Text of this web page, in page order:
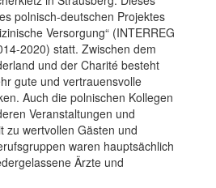
polnisch-deutschen Projektes
Versorgung“ (INTERREG
2020) statt. Zwischen dem
und der Charité besteht
gute und vertrauensvolle
Auch die polnischen Kollegen
Veranstaltungen und
zu wertvollen Gästen und
waren hauptsächlich
Ärzte und